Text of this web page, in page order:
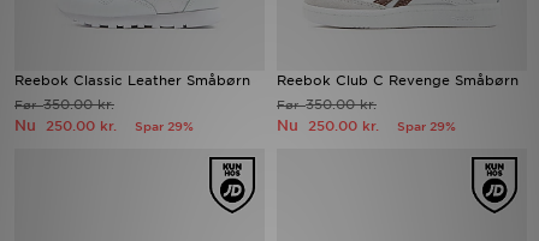
Reebok Classic Leather Småbørn
Før350.00 kr.
Nu 250.00 kr. Spar 29%
Reebok Club C Revenge Småbørn
Før350.00 kr.
Nu 250.00 kr. Spar 29%